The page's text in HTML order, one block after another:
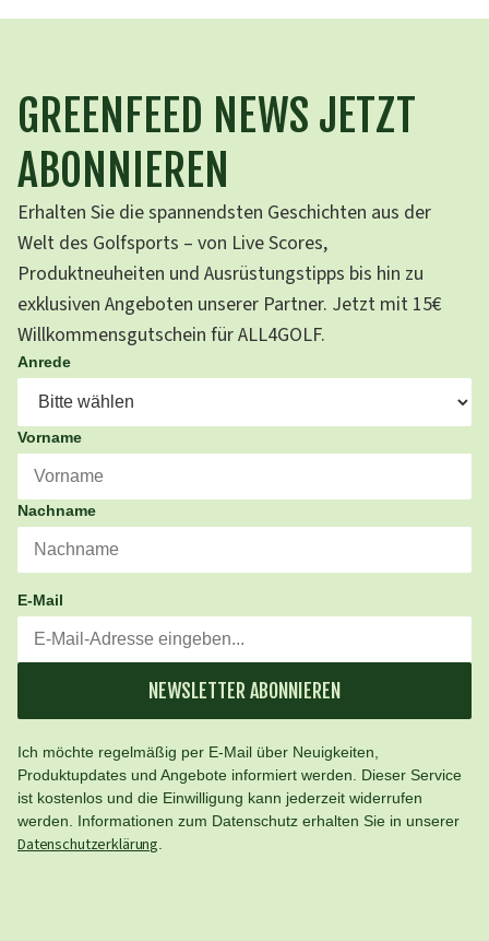
GREENFEED NEWS JETZT
ABONNIEREN
Erhalten Sie die spannendsten Geschichten aus der
Welt des Golfsports – von Live Scores,
Produktneuheiten und Ausrüstungstipps bis hin zu
exklusiven Angeboten unserer Partner. Jetzt mit 15€
Willkommensgutschein für ALL4GOLF.
Anrede
Vorname
Nachname
E-Mail
NEWSLETTER ABONNIEREN
Ich möchte regelmäßig per E-Mail über Neuigkeiten,
Produktupdates und Angebote informiert werden. Dieser Service
ist kostenlos und die Einwilligung kann jederzeit widerrufen
werden. Informationen zum Datenschutz erhalten Sie in unserer
Datenschutzerklärung.